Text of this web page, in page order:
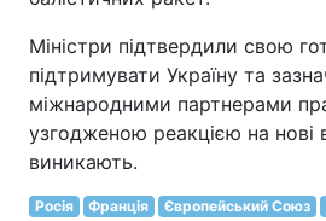
Міністри підтвердили свою
підтримувати Україну та
міжнародними партнерами
узгодженою реакцією на нові
виникають.
Росія Франція Європейський Союз